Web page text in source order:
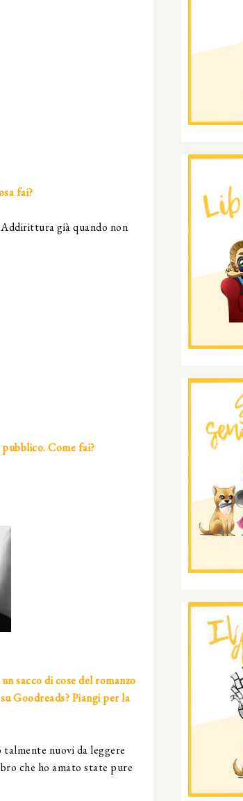
fai?
Addirittura già quando non
Come fai?
sacco di cose del romanzo
Goodreads? Piangi per la
nuovi da leggere
che ho amato state pure